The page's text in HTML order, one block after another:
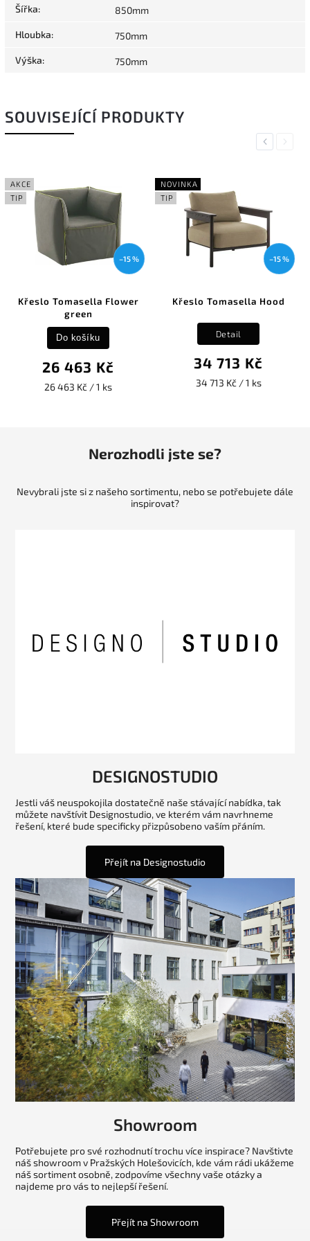
Šířka: 850mm
Hloubka: 750mm
Výška: 750mm
SOUVISEJÍCÍ PRODUKTY
Previous
AKCE
TIP
–15 %
Křeslo Tomasella Flower
green
26 463 Kč
26 463 Kč / 1 ks
Do košíku
NOVINKA
TIP
–15 %
Křeslo Tomasella Hood
34 713 Kč
34 713 Kč / 1 ks
Detail
Next
Nerozhodli jste se?
Nevybrali jste si z našeho sortimentu, nebo se potřebujete dále
inspirovat?
DESIGNOSTUDIO
Jestli váš neuspokojila dostatečně naše stávající nabídka, tak
můžete navštívit Designostudio, ve kterém vám navrhneme
řešení, které bude specificky přizpůsobeno vaším přáním.
Přejít na Designostudio
Showroom
Potřebujete pro své rozhodnutí trochu více inspirace? Navštivte
náš showroom v Pražských Holešovicích, kde vám rádi ukážeme
náš sortiment osobně, zodpovíme všechny vaše otázky a
najdeme pro vás to nejlepší řešení.
Přejít na Showroom